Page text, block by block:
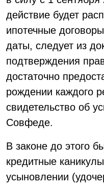
действие будет
ипотечные
даты, следует из
подтверждения
достаточно
рождении каждого
свидетельство об
Совфеде.
В законе до этого
кредитные
усыновлении